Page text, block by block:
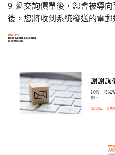
9. 遞交詢價單後，您會被導
後，您將收到系統發送的電郵